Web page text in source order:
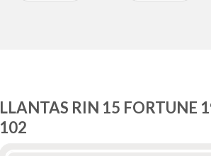
LLANTAS RIN 15 FORTUNE
102